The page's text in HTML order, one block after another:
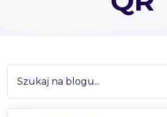
Szukaj na blogu...